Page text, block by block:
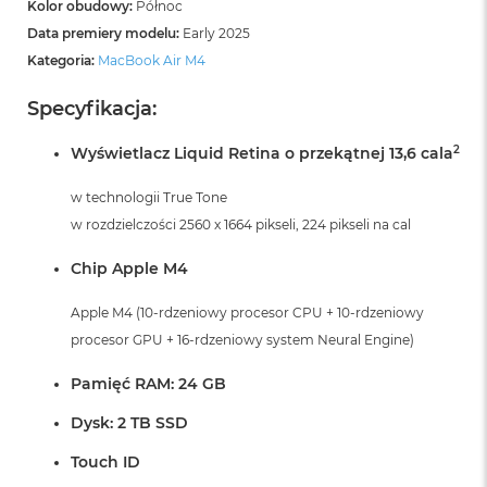
A
r
M
M
a
c
o
o
A
M
3
M
c
o
Kolor obudowy: Północ
Data premiery modelu: Early 2025
Kategoria: MacBook Air M4
Specyfikacja:
Wyświetlacz Liquid Retina o przekątnej 13,6 cala2
w technologii True Tone
w rozdzielczości 2560 x 1664 pikseli, 224 pikseli na cal
Chip Apple M4
Apple M4 (10-rdzeniowy procesor CPU + 10-rdzeniowy
procesor GPU + 16-rdzeniowy system Neural Engine)
Pamięć RAM: 24 GB
Dysk: 2 TB SSD
Touch ID